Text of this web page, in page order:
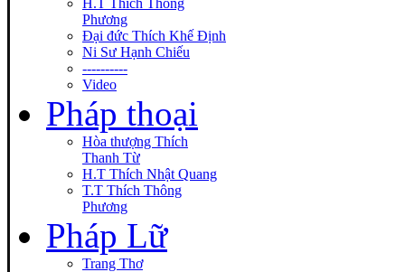
H.T Thích Thông
Phương
Đại đức Thích Khế Định
Ni Sư Hạnh Chiếu
----------
Video
Pháp thoại
Hòa thượng Thích
Thanh Từ
H.T Thích Nhật Quang
T.T Thích Thông
Phương
Pháp Lữ
Trang Thơ